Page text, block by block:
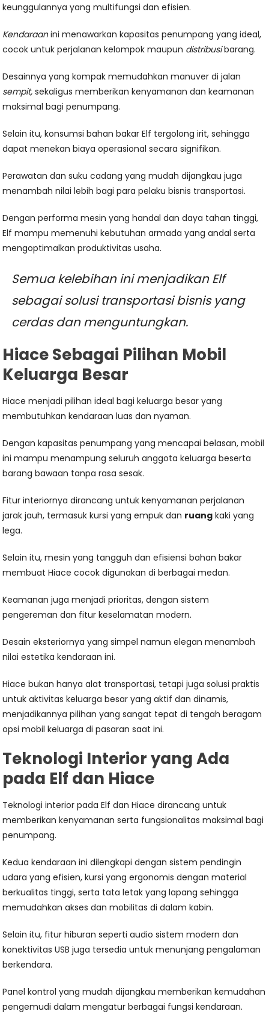
keunggulannya yang multifungsi dan efisien.
Kendaraanini menawarkan kapasitas penumpang yang ideal,
cocok untuk perjalanan kelompok maupun distribusibarang.
Desainnya yang kompak memudahkan manuver di jalan
sempit, sekaligus memberikan kenyamanan dan keamanan
maksimal bagi penumpang.
Selain itu, konsumsi bahan bakar Elf tergolong irit, sehingga
dapat menekan biaya operasional secara signifikan.
Perawatan dan suku cadang yang mudah dijangkau juga
menambah nilai lebih bagi para pelaku bisnis transportasi.
Dengan performa mesin yang handal dan daya tahan tinggi,
Elf mampu memenuhi kebutuhan armada yang andal serta
mengoptimalkan produktivitas usaha.
Semua kelebihan ini menjadikan Elf
sebagai solusi transportasi bisnis yang
cerdas dan menguntungkan.
Hiace Sebagai Pilihan Mobil
Keluarga Besar
Hiace menjadi pilihan ideal bagi keluarga besar yang
membutuhkan kendaraan luas dan nyaman.
Dengan kapasitas penumpang yang mencapai belasan, mobil
ini mampu menampung seluruh anggota keluarga beserta
barang bawaan tanpa rasa sesak.
Fitur interiornya dirancang untuk kenyamanan perjalanan
jarak jauh, termasuk kursi yang empuk dan ruang kaki yang
lega.
Selain itu, mesin yang tangguh dan efisiensi bahan bakar
membuat Hiace cocok digunakan di berbagai medan.
Keamanan juga menjadi prioritas, dengan sistem
pengereman dan fitur keselamatan modern.
Desain eksteriornya yang simpel namun elegan menambah
nilai estetika kendaraan ini.
Hiace bukan hanya alat transportasi, tetapi juga solusi praktis
untuk aktivitas keluarga besar yang aktif dan dinamis,
menjadikannya pilihan yang sangat tepat di tengah beragam
opsi mobil keluarga di pasaran saat ini.
Teknologi Interior yang Ada
pada Elf dan Hiace
Teknologi interior pada Elf dan Hiace dirancang untuk
memberikan kenyamanan serta fungsionalitas maksimal bagi
penumpang.
Kedua kendaraan ini dilengkapi dengan sistem pendingin
udara yang efisien, kursi yang ergonomis dengan material
berkualitas tinggi, serta tata letak yang lapang sehingga
memudahkan akses dan mobilitas di dalam kabin.
Selain itu, fitur hiburan seperti audio sistem modern dan
konektivitas USB juga tersedia untuk menunjang pengalaman
berkendara.
Panel kontrol yang mudah dijangkau memberikan kemudahan
pengemudi dalam mengatur berbagai fungsi kendaraan.